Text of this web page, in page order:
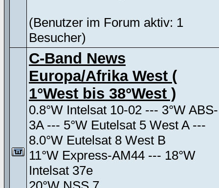
(Benutzer im Forum aktiv: 1
Besucher)
C-Band News
Europa/Afrika West (
1°West bis 38°West )
0.8°W Intelsat 10-02 --- 3°W ABS-
3A --- 5°W Eutelsat 5 West A ---
8.0°W Eutelsat 8 West B
11°W Express-AM44 --- 18°W
Intelsat 37e